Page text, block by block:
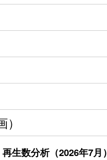
生数分析（2026年7月）